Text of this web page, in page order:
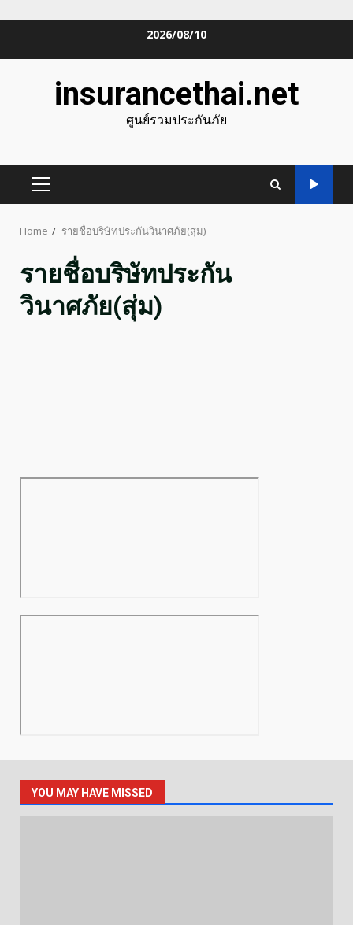
2026/08/10
insurancethai.net
ศูนย์รวมประกันภัย
PRIMARY
Home รายชื่อบริษัทประกันวินาศภัย(สุ่ม)
รายชื่อบริษัทประกัน
วินาศภัย(สุ่ม)
YOU MAY HAVE MISSED